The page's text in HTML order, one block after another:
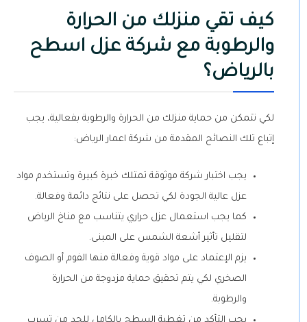
كيف تقي منزلك من الحرارة
والرطوبة مع شركة عزل اسطح
بالرياض؟
لكي تتمكن من حماية منزلك من الحرارة والرطوبة بفعالية، يجب
إتباع تلك النصائح المقدمة من شركة اعمار الرياض:
يجب اختبار شركة موثوقة تمتلك خبرة كبيرة وتستخدم مواد
عزل عالية الجودة لكي تحصل على نتائج دائمة وفعالة.
كما يجب استعمال عزل حراري يتناسب مع مناخ الرياض
لتقليل تأثير أشعة الشمس على المبنى.
يزم الإعتماد على مواد قوية وفعالة منها الفوم أو الصوف
الصخري لكي يتم تحقيق حماية مزدوجة من الحرارة
والرطوبة.